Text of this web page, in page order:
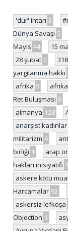
'dur' ihtarı 3
Dünya Savaşı 5
Mayıs 44 15
28 şubat 2 318
yargılanma hakkı
afrika 9
Ret Buluşması 6
almanya 128
anarşist kadınlar
militarizm 4
birliği 1 arap
hakları inisiyatifi
askere kötü
Harcamalar 92
askersiz lefkoşa
Objection 1